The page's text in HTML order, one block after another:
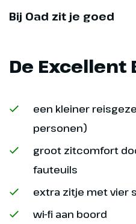
Bij Oad zit je goed
De Excellent
een kleiner
personen)
groot zitcomfort
fauteuils
extra zitje met vier
wi-fi aan boord